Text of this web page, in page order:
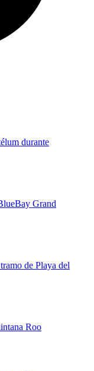
durante
Grand
de Playa del
Roo